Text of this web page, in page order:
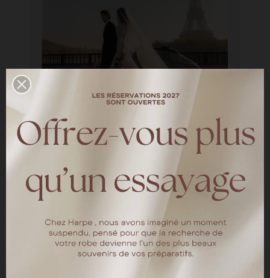
Elisa & Oscar
LES MARIÉES HARPE
par Eternal Moments photographe et
Vidéaste Le modèle porte la robe Ingrid